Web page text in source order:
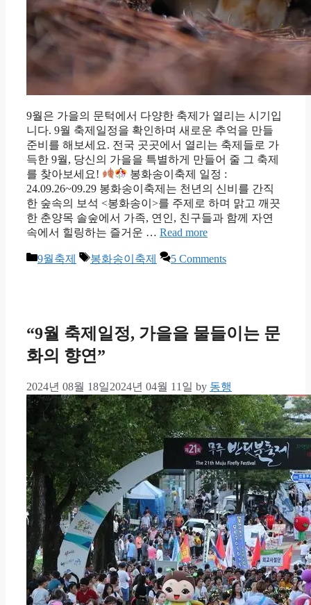
9월은 가을의 문턱에서 다양한 축제가 열리는 시기입
니다. 9월 축제일정을 확인하며 새로운 추억을 만들
준비를 해보세요. 전국 곳곳에서 열리는 축제들로 가
득한 9월, 당신의 가을을 특별하게 만들어 줄 그 축제
를 찾아보세요!
봉화송이축제 일정 :
24.09.26~09.29 봉화송이축제는 천년의 신비를 간직
한 숲속의 보석 <봉화송이>를 주제로 하며 맑고 깨끗
한 춘양목 솔숲에서 가족, 연인, 친구들과 함께 자연
속에서 힐링하는 즐거운 … Read more
Categories
9월축제 Tags
봉화송이축제 5 Comments
“9월 축제일정, 가을을 물들이는 문
화의 향연”
2024년 08월 18일2024년 04월 11일 by 동행